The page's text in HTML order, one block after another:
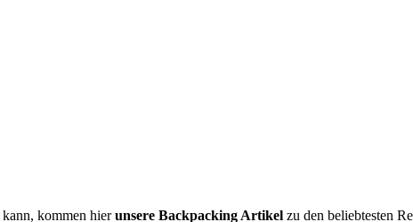
kommen hierunsere Backpacking Artikel zu den beliebtesten